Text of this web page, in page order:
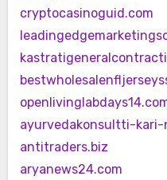
cryptocasinoguid.com
ayurvedakonsultti-kari-
antitraders.biz
aryanews24.com